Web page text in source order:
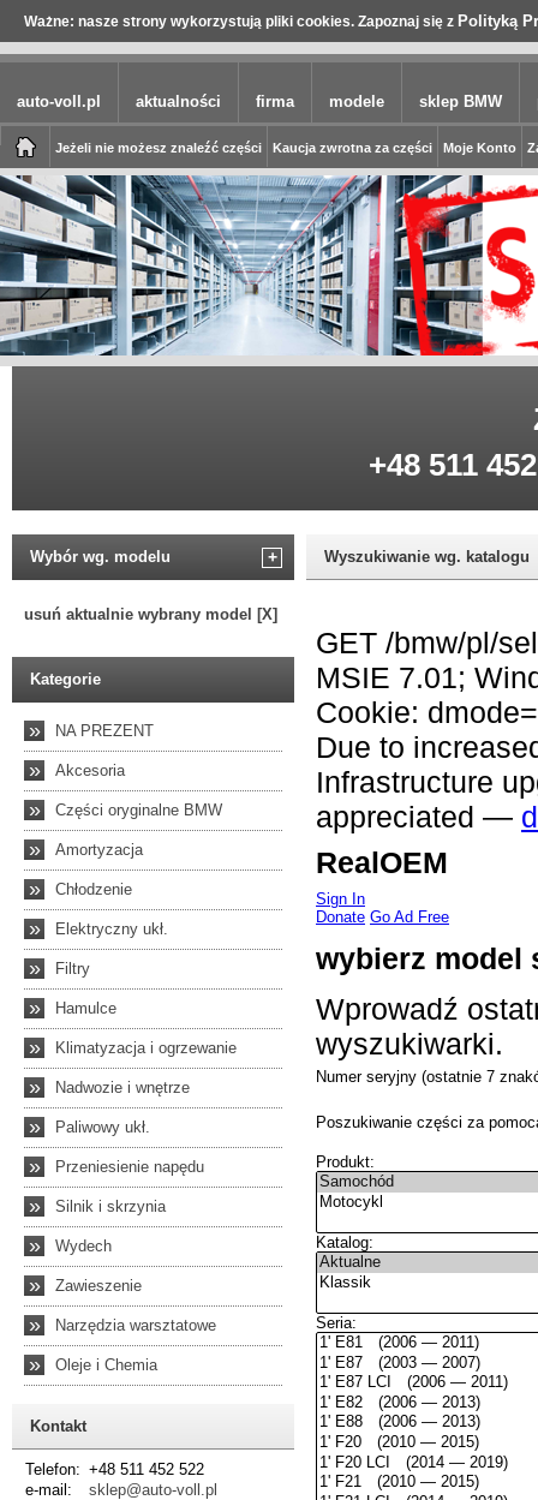
Ważne: nasze strony wykorzystują pliki cookies. Zapoznaj się z Polityką
auto-voll.pl aktualności firma modele sklep BMW
Jeżeli nie możesz znaleźć części Kaucja zwrotna za części Moje Konto
+48 511
Wybór wg. modelu +
usuń aktualnie wybrany model [X]
Kategorie
» NA PREZENT
» Akcesoria
» Części oryginalne BMW
» Amortyzacja
» Chłodzenie
» Elektryczny ukł.
» Filtry
» Hamulce
» Klimatyzacja i ogrzewanie
» Nadwozie i wnętrze
» Paliwowy ukł.
» Przeniesienie napędu
» Silnik i skrzynia
» Wydech
» Zawieszenie
» Narzędzia warsztatowe
» Oleje i Chemia
Kontakt
Telefon: +48 511 452 522
e-mail:
sklep@auto-voll.pl
Wyszukiwanie wg. katalogu